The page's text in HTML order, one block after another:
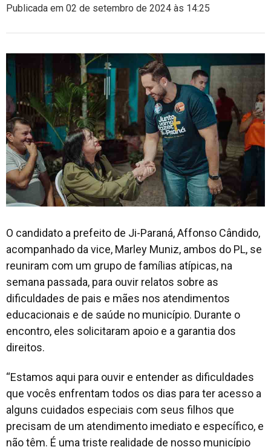
Publicada em 02 de setembro de 2024 às 14:25
O candidato a prefeito de Ji-Paraná, Affonso Cândido,
acompanhado da vice, Marley Muniz, ambos do PL, se
reuniram com um grupo de famílias atípicas, na
semana passada, para ouvir relatos sobre as
dificuldades de pais e mães nos atendimentos
educacionais e de saúde no município. Durante o
encontro, eles solicitaram apoio e a garantia dos
direitos.
“Estamos aqui para ouvir e entender as dificuldades
que vocês enfrentam todos os dias para ter acesso a
alguns cuidados especiais com seus filhos que
precisam de um atendimento imediato e específico, e
não têm. É uma triste realidade de nosso município